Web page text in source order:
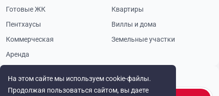
На этом сайте мы используем cookie-файлы.
Продолжая пользоваться сайтом, вы даете
Будьте в курсе
Готовые ЖК
Квартиры
Пентхаусы
Виллы и дома
Коммерческая
Земельные участки
Аренда